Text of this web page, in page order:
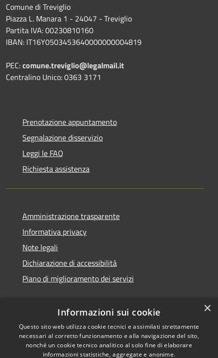
Comune di Treviglio
Piazza L. Manara 1 - 24047 - Treviglio
Partita IVA: 00230810160
IBAN: IT16Y0503453640000000004819
PEC:comune.treviglio@legalmail.it
Centralino Unico: 0363 3171
Prenotazione appuntamento
Segnalazione disservizio
Leggi le FAQ
Richiesta assistenza
Amministrazione trasparente
Informativa privacy
Note legali
Dichiarazione di accessibilità
Piano di miglioramento dei servizi
RSS
Accessibilità
Privacy
Copyright © 2026 • Comune di
Treviglio • Powered by
Municipium•Accesso
×
Informazioni sui cookie
Questo sito web utilizza cookie tecnici e assimilati strettamente
necessari al corretto funzionamento e alla navigazione del sito,
nonché un cookie tecnico analitico al solo fine di elaborare
informazioni statistiche, aggregate e anonime.